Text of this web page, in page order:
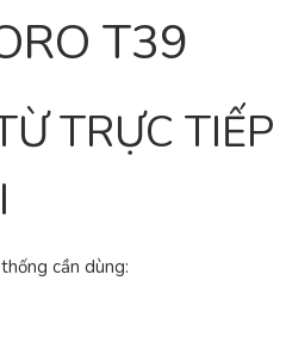
T39
TRỰC
cần dùng: